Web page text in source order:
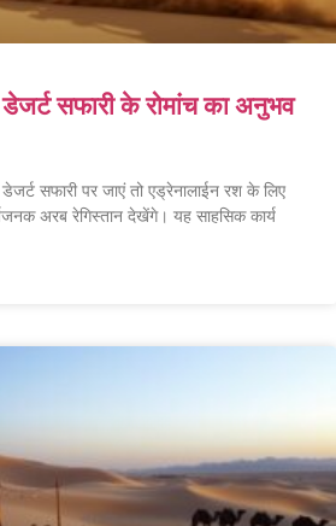
सफारी के रोमांच का अनुभव
सफारी पर जाएं तो एड्रेनालाईन रश के लिए
अरब रेगिस्तान देखेंगे। यह साहसिक कार्य